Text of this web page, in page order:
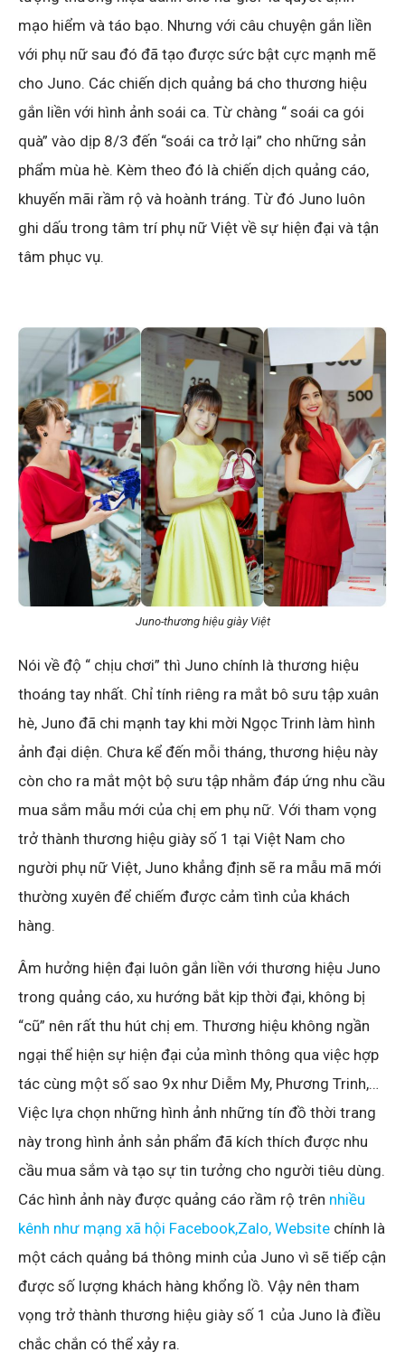
mạo hiểm và táo bạo. Nhưng với câu chuyện gắn liền
với phụ nữ sau đó đã tạo được sức bật cực mạnh mẽ
cho Juno. Các chiến dịch quảng bá cho thương hiệu
gắn liền với hình ảnh soái ca. Từ chàng “ soái ca gói
quà” vào dịp 8/3 đến “soái ca trở lại” cho những sản
phẩm mùa hè. Kèm theo đó là chiến dịch quảng cáo,
khuyến mãi rầm rộ và hoành tráng. Từ đó Juno luôn
ghi dấu trong tâm trí phụ nữ Việt về sự hiện đại và tận
tâm phục vụ.
Juno-thương hiệu giày Việt
Nói về độ “ chịu chơi” thì Juno chính là thương hiệu
thoáng tay nhất. Chỉ tính riêng ra mắt bô sưu tập xuân
hè, Juno đã chi mạnh tay khi mời Ngọc Trinh làm hình
ảnh đại diện. Chưa kể đến mỗi tháng, thương hiệu này
còn cho ra mắt một bộ sưu tập nhằm đáp ứng nhu cầu
mua sắm mẫu mới của chị em phụ nữ. Với tham vọng
trở thành thương hiệu giày số 1 tại Việt Nam cho
người phụ nữ Việt, Juno khẳng định sẽ ra mẫu mã mới
thường xuyên để chiếm được cảm tình của khách
hàng.
Âm hưởng hiện đại luôn gắn liền với thương hiệu Juno
trong quảng cáo, xu hướng bắt kịp thời đại, không bị
“cũ” nên rất thu hút chị em. Thương hiệu không ngần
ngại thể hiện sự hiện đại của mình thông qua việc hợp
tác cùng một số sao 9x như Diễm My, Phương Trinh,…
Việc lựa chọn những hình ảnh những tín đồ thời trang
này trong hình ảnh sản phẩm đã kích thích được nhu
cầu mua sắm và tạo sự tin tưởng cho người tiêu dùng.
Các hình ảnh này được quảng cáo rầm rộ trên nhiều
kênh như mạng xã hội Facebook,Zalo, Website chính là
một cách quảng bá thông minh của Juno vì sẽ tiếp cận
được số lượng khách hàng khổng lồ. Vậy nên tham
vọng trở thành thương hiệu giày số 1 của Juno là điều
chắc chắn có thể xảy ra.